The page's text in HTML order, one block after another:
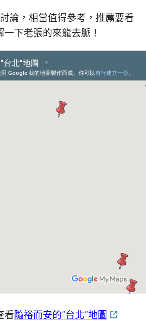
論，相當值得參考，推薦要看
下老張的來龍去脈！
看隨裕而安的”台北”地圖